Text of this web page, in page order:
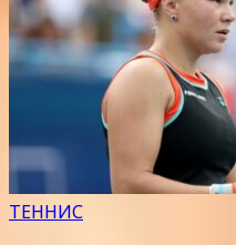
ТЕННИС